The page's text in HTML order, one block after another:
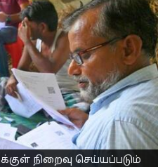
நிறைவு செய்யப்படும்
நடக்க
27, 2025 07:20 pm